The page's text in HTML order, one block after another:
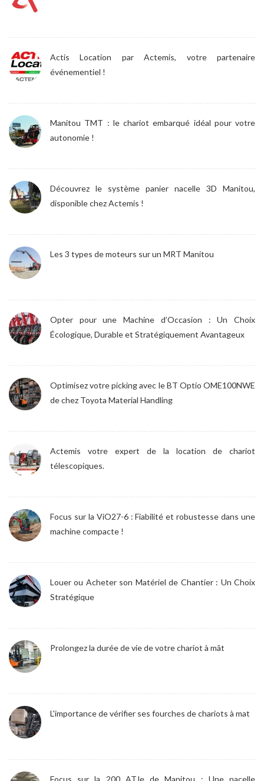
Actis Location par Actemis, votre partenaire
événementiel !
Manitou TMT : le chariot embarqué idéal pour votre
autonomie !
Découvrez le système panier nacelle 3D Manitou,
disponible chez Actemis !
Les 3 types de moteurs sur un MRT Manitou
Opter pour une Machine d’Occasion : Un Choix
Écologique, Durable et Stratégiquement Avantageux
Optimisez votre picking avec le BT Optio OME100NWE
de chez Toyota Material Handling
Actemis votre expert de la location de chariot
télescopiques.
Focus sur la ViO27-6 : Fiabilité et robustesse dans une
machine compacte !
Louer ou Acheter son Matériel de Chantier : Un Choix
Stratégique
Prolongez la durée de vie de votre chariot à mât
L'importance de vérifier ses fourches de chariots à mat